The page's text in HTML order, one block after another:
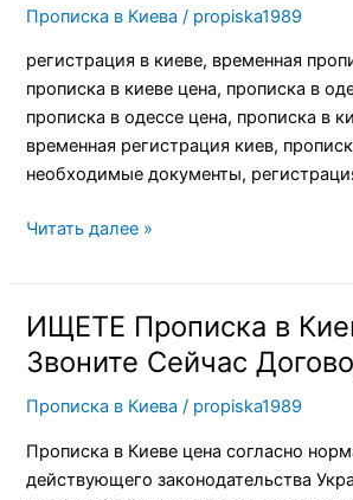
Прописка в Киева / propiska1989
регистрация в киеве, временная
прописка в киеве цена, прописка в
прописка в одессе цена, прописка в
временная регистрация киев,
необходимые документы,
Читать далее »
ИЩЕТЕ Прописка в
Звоните Сейчас
Прописка в Киева / propiska1989
Прописка в Киеве цена согласно
действующего законодательства
ИЩЕТЕ
Прописка
в
Киеве
Звоните
Сейчас